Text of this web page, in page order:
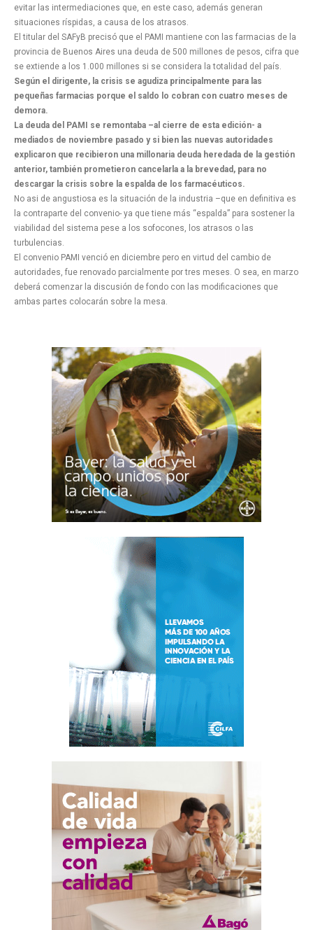
evitar las intermediaciones que, en este caso, además generan
situaciones ríspidas, a causa de los atrasos.
El titular del SAFyB precisó que el PAMI mantiene con las farmacias de la
provincia de Buenos Aires una deuda de 500 millones de pesos, cifra que
se extiende a los 1.000 millones si se considera la totalidad del país.
Según el dirigente, la crisis se agudiza principalmente para las
pequeñas farmacias porque el saldo lo cobran con cuatro meses de
demora.
La deuda del PAMI se remontaba –al cierre de esta edición- a
mediados de noviembre pasado y si bien las nuevas autoridades
explicaron que recibieron una millonaria deuda heredada de la gestión
anterior, también prometieron cancelarla a la brevedad, para no
descargar la crisis sobre la espalda de los farmacéuticos.
No asi de angustiosa es la situación de la industria –que en definitiva es
la contraparte del convenio- ya que tiene más “espalda” para sostener la
viabilidad del sistema pese a los sofocones, los atrasos o las
turbulencias.
El convenio PAMI venció en diciembre pero en virtud del cambio de
autoridades, fue renovado parcialmente por tres meses. O sea, en marzo
deberá comenzar la discusión de fondo con las modificaciones que
ambas partes colocarán sobre la mesa.